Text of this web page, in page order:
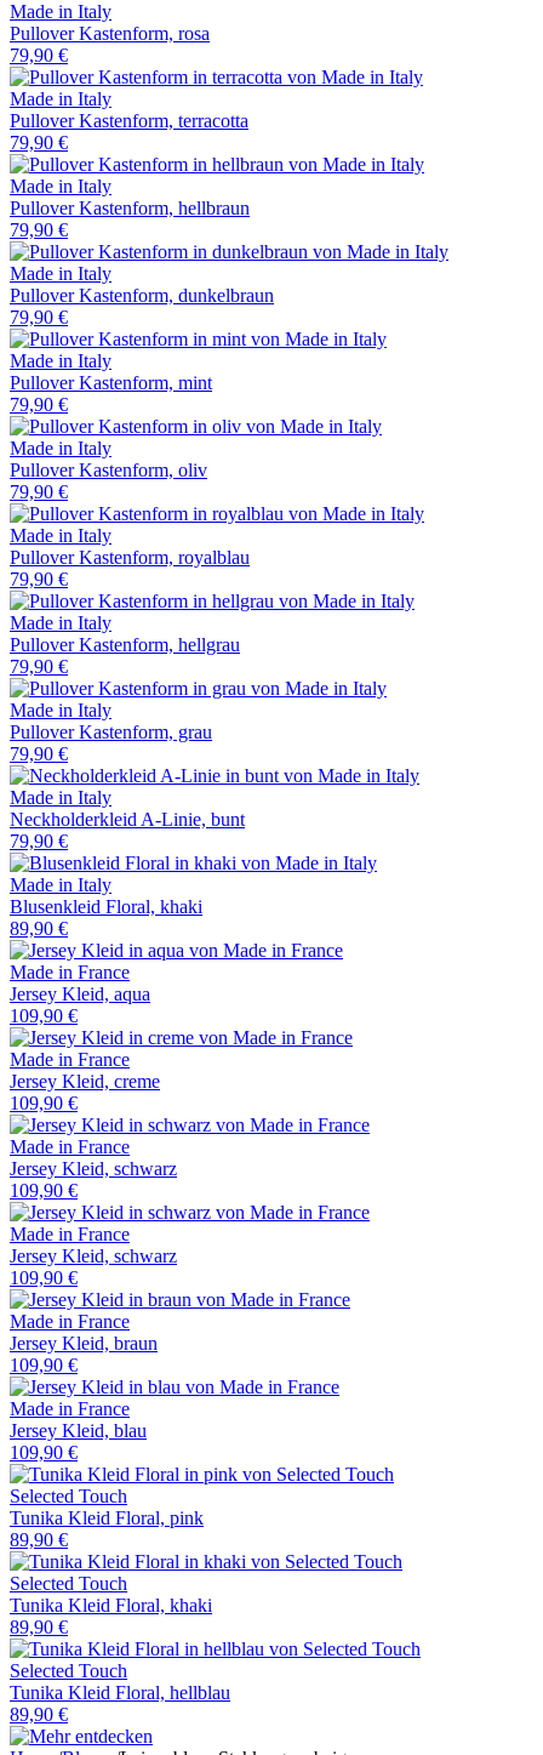
Made in Italy
Pullover Kastenform, rosa
79,90 €
Made in Italy
Pullover Kastenform, terracotta
79,90 €
Made in Italy
Pullover Kastenform, hellbraun
79,90 €
Made in Italy
Pullover Kastenform, dunkelbraun
79,90 €
Made in Italy
Pullover Kastenform, mint
79,90 €
Made in Italy
Pullover Kastenform, oliv
79,90 €
Made in Italy
Pullover Kastenform, royalblau
79,90 €
Made in Italy
Pullover Kastenform, hellgrau
79,90 €
Made in Italy
Pullover Kastenform, grau
79,90 €
Made in Italy
Neckholderkleid A-Linie, bunt
79,90 €
Made in Italy
Blusenkleid Floral, khaki
89,90 €
Made in France
Jersey Kleid, aqua
109,90 €
Made in France
Jersey Kleid, creme
109,90 €
Made in France
Jersey Kleid, schwarz
109,90 €
Made in France
Jersey Kleid, schwarz
109,90 €
Made in France
Jersey Kleid, braun
109,90 €
Made in France
Jersey Kleid, blau
109,90 €
Selected Touch
Tunika Kleid Floral, pink
89,90 €
Selected Touch
Tunika Kleid Floral, khaki
89,90 €
Selected Touch
Tunika Kleid Floral, hellblau
89,90 €